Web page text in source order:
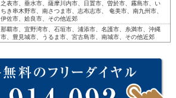
之表市、垂水市、薩摩川内市、日置市、曽於市、霧島市、い
ちき串木野市、南さつま市、志布志市、 奄美市、南九州市、
伊佐市、姶良市、その他近郊
那覇市、宜野湾市、石垣市、浦添市、名護市、糸満市、沖縄
市、豊見城市、うるま市、宮古島市、南城市、その他近郊